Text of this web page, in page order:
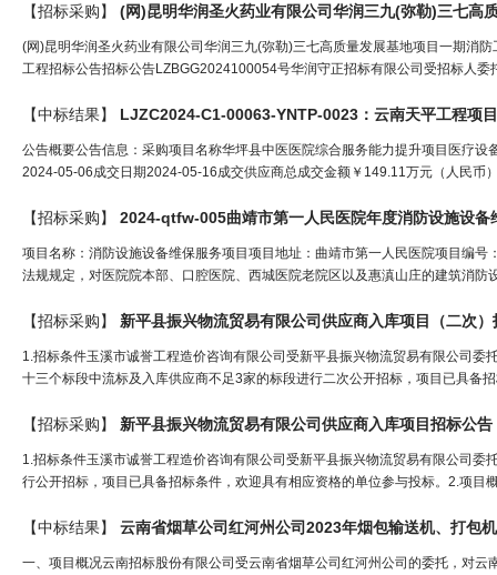
【招标采购】 (网)昆明华润圣火药业有限公司华润三九(弥勒)三七高
(网)昆明华润圣火药业有限公司华润三九(弥勒)三七高质量发展基地项目一期消
工程招标公告招标公告LZBGG2024100054号华润守正招标有限公司受招标人
【中标结果】
公告概要公告信息：采购项目名称华坪县中医医院综合服务能力提升项目医疗
2024-05-06成交日期2024-05-16成交供应商总成交金额￥149.11万元（人民币
【招标采购】 2024-qtfw-005曲靖市第一人民医院年度消防设施设备
项目名称：消防设施设备维保服务项目项目地址：曲靖市第一人民医院项目编
法规规定，对医院院本部、口腔医院、西城医院老院区以及惠滇山庄的建筑消
【招标采购】 新平县振兴物流贸易有限公司供应商入库项目（二次
1.招标条件玉溪市诚誉工程造价咨询有限公司受新平县振兴物流贸易有限公司
十三个标段中流标及入库供应商不足3家的标段进行二次公开招标，项目已具备
【招标采购】 新平县振兴物流贸易有限公司供应商入库项目招标公告
1.招标条件玉溪市诚誉工程造价咨询有限公司受新平县振兴物流贸易有限公司
行公开招标，项目已具备招标条件，欢迎具有相应资格的单位参与投标。2.项目
【中标结果】
一、项目概况云南招标股份有限公司受云南省烟草公司红河州公司的委托，对